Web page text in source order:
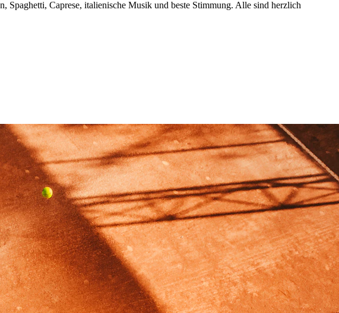
Spaghetti, Caprese, italienische Musik und beste Stimmung. Alle sind herzlich